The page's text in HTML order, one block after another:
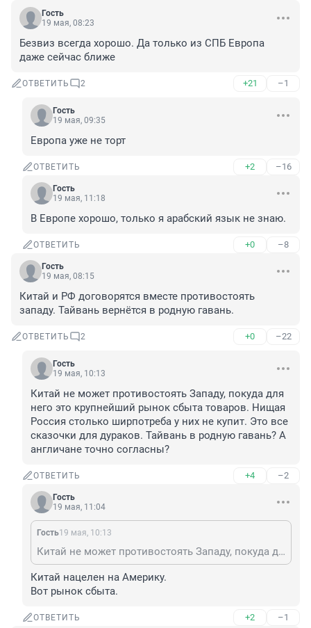
Гость
19 мая, 08:23
Безвиз всегда хорошо. Да только из СПБ Европа
даже сейчас ближе
ОТВЕТИТЬ 2 +21 –1
Гость
19 мая, 09:35
Европа уже не торт
ОТВЕТИТЬ +2 –16
Гость
19 мая, 11:18
В Европе хорошо, только я арабский язык не знаю.
ОТВЕТИТЬ +0 –8
Гость
19 мая, 08:15
Китай и РФ договорятся вместе противостоять
западу. Тайвань вернётся в родную гавань.
ОТВЕТИТЬ 2 +0 –22
Гость
19 мая, 10:13
Китай не может противостоять Западу, покуда для
него это крупнейший рынок сбыта товаров. Нищая
Россия столько ширпотреба у них не купит. Это все
сказочки для дураков. Тайвань в родную гавань? А
англичане точно согласны?
ОТВЕТИТЬ +4 –2
Гость
19 мая, 11:04
Гость19 мая, 10:13
Китай не может противостоять Западу, покуда для него это крупнейший рынок сбыта товаров. Нищая Россия столько ширпотреба у них не купит. Это все сказочки для дураков. Тайвань в родную гавань? А англичане точно согласны?
Китай нацелен на Америку.
Вот рынок сбыта.
ОТВЕТИТЬ +2 –1